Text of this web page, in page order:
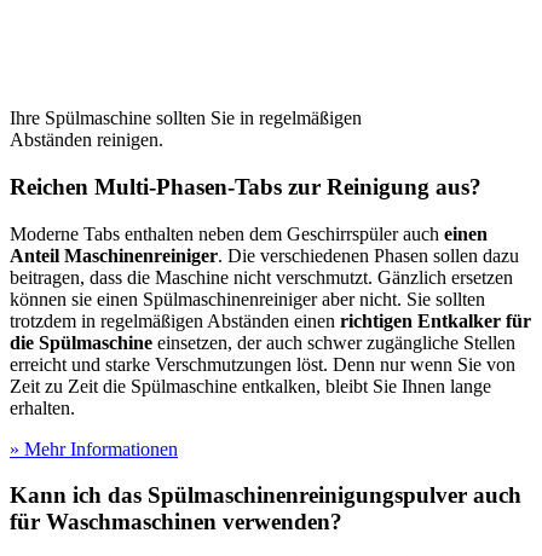
Ihre Spülmaschine sollten Sie in regelmäßigen
Abständen reinigen.
Reichen Multi-Phasen-Tabs zur Reinigung aus?
Moderne Tabs enthalten neben dem Geschirrspüler auch einen
Anteil Maschinenreiniger. Die verschiedenen Phasen sollen dazu
beitragen, dass die Maschine nicht verschmutzt. Gänzlich ersetzen
können sie einen Spülmaschinenreiniger aber nicht. Sie sollten
trotzdem in regelmäßigen Abständen einen richtigen Entkalker für
die Spülmaschine einsetzen, der auch schwer zugängliche Stellen
erreicht und starke Verschmutzungen löst. Denn nur wenn Sie von
Zeit zu Zeit die Spülmaschine entkalken, bleibt Sie Ihnen lange
erhalten.
» Mehr Informationen
Kann ich das Spülmaschinenreinigungspulver auch
für Waschmaschinen verwenden?